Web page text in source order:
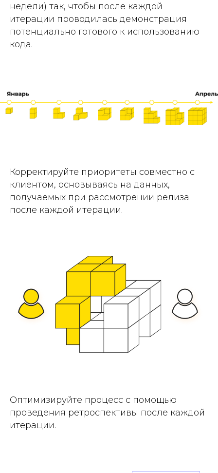
недели) так, чтобы после каждой
итерации проводилась демонстрация
потенциально готового к использованию
кода.
Корректируйте приоритеты совместно с
клиентом, основываясь на данных,
получаемых при рассмотрении релиза
после каждой итерации.
Оптимизируйте процесс с помощью
проведения ретроспективы после каждой
итерации.